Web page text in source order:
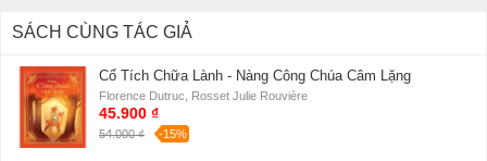
SÁCH CÙNG TÁC GIẢ
Cổ Tích Chữa Lành - Nàng Công Chúa Câm Lặng
Florence Dutruc, Rosset Julie Rouvière
45.900 ₫
54.000 ₫ -15%